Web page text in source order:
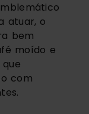
atuar, o
bem
moído e
com